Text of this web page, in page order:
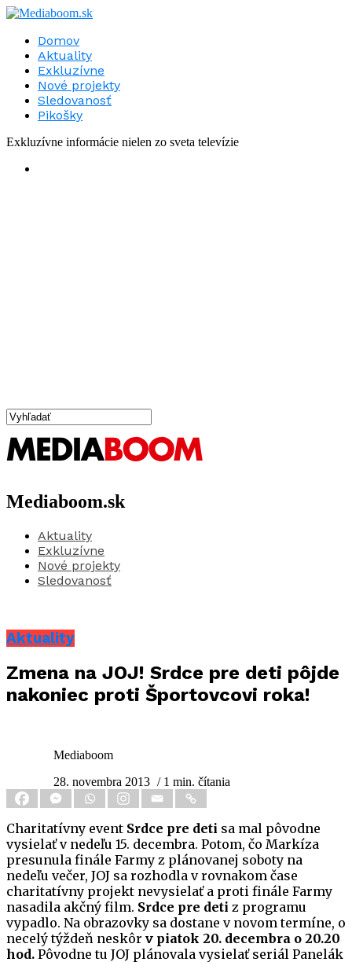
Domov
Aktuality
Exkluzívne
Nové projekty
Sledovanosť
Pikošky
Exkluzívne informácie nielen zo sveta televízie
Mediaboom.sk
Aktuality
Exkluzívne
Nové projekty
Sledovanosť
Aktuality
Zmena na JOJ! Srdce pre deti pôjde
nakoniec proti Športovcovi roka!
Mediaboom
28. novembra 2013 / 1 min. čítania
Charitatívny event Srdce pre deti sa mal pôvodne
vysielať v nedeľu 15. decembra. Potom, čo Markíza
presunula finále Farmy z plánovanej soboty na
nedeľu večer, JOJ sa rozhodla v rovnakom čase
charitatívny projekt nevysielať a proti finále Farmy
nasadila akčný film. Srdce pre deti z programu
vypadlo. Na obrazovky sa dostane v novom termíne, o
necelý týždeň neskôr v piatok 20. decembra o 20.20
hod. Pôvodne tu JOJ plánovala vysielať seriál Panelák